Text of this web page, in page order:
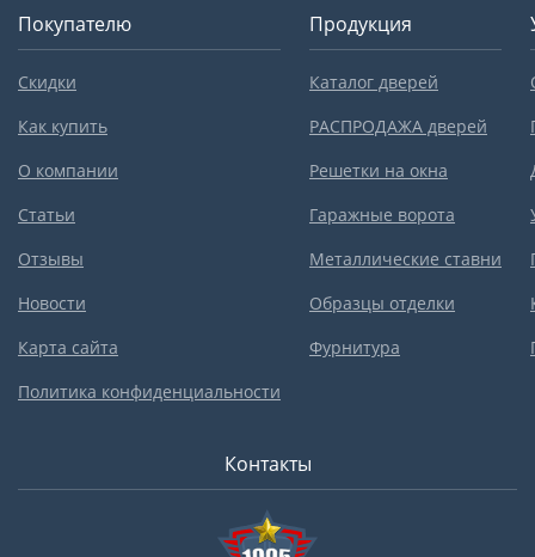
Покупателю
Скидки
Как купить
О компании
Статьи
Отзывы
Новости
Карта сайта
Политика конфиденциальности
Продукция
Каталог дверей
РАСПРОДАЖА дверей
Решетки на окна
Гаражные ворота
Металлические ставни
Образцы отделки
Фурнитура
Контакты